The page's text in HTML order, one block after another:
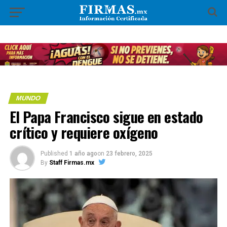
MUNDO
El Papa Francisco sigue en estado
crítico y requiere oxígeno
Published 1 año agoon 23 febrero, 2025
By Staff Firmas.mx